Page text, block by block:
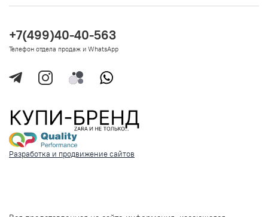
+7(499)40-40-563
Телефон отдела продаж и WhatsApp
Разработка и продвижение сайтов